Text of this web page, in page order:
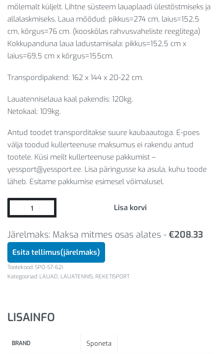
mõlemalt küljelt. Lihtne süsteem lauaplaadi ülestõstmiseks ja
allalaskmiseks. Laua mõõdud: pikkus=274 cm, laius=152,5
cm, kõrgus=76 cm. (kooskõlas rahvusvaheliste reeglitega)
Kokkupanduna laua ladustamisala: pikkus=152,5 cm x
laius=69,5 cm x kõrgus=155cm.
Transpordipakend: 162 x 144 x 20-22 cm.
Lauatenniselaua kaal pakendis: 120kg.
Netokaal: 109kg.
Antud toodet transporditakse suure kaubaautoga. E-poes
välja toodud kullerteenuse maksumus ei rakendu antud
tootele. Küsi meilt kullerteenuse pakkumist –
yessport@yessport.ee. Lisa päringusse ka asula, kuhu toode
läheb. Esitame pakkumise esimesel võimalusel.
Lisa korvi
Järelmaks: Maksa mitmes osas alates - €208.33
Esita tellimus(järelmaks)
SPO-S7-62i
Kategooriad: LAUAD, LAUATENNIS, REKETISPORT
LISAINFO
BRAND Sponeta